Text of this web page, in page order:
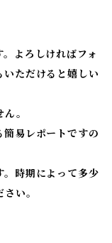
よろしければフォ
いただけると嬉しい
。
簡易レポートですの
。時期によって多少
い。